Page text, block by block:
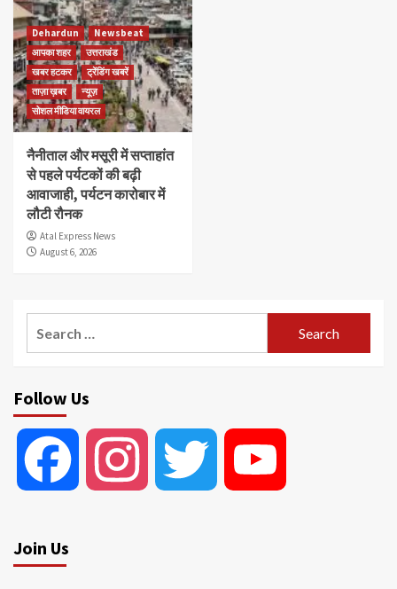
Dehardun
Newsbeat
आपका शहर
उत्तराखंड
खबर हटकर
ट्रेंडिंग खबरें
ताज़ा ख़बर
न्यूज़
सोशल मीडिया वायरल
नैनीताल और मसूरी में सप्ताहांत
से पहले पर्यटकों की बढ़ी
आवाजाही, पर्यटन कारोबार में
लौटी रौनक
Atal Express News
August 6, 2026
Follow Us
Facebook Instagram Twitter
Join Us